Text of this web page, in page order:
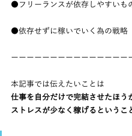
●フリーランスが依存しやすいも
●依存せずに稼いでいく為の戦略
ーーーーーーーーーーーーーーー
本記事では伝えたいことは
仕事を自分だけで完結させたほう
ストレスが少なく稼げるというこ